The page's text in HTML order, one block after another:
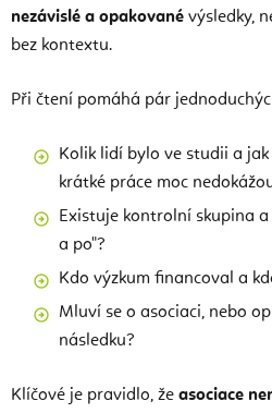
nezávislé a opakované výsledky,
bez kontextu.
Při čtení pomáhá pár
Kolik lidí bylo ve studii a
krátké práce moc
Existuje kontrolní skupina
a po"?
Kdo výzkum financoval a
Mluví se o asociaci, nebo
následku?
Klíčové je pravidlo, že asociace